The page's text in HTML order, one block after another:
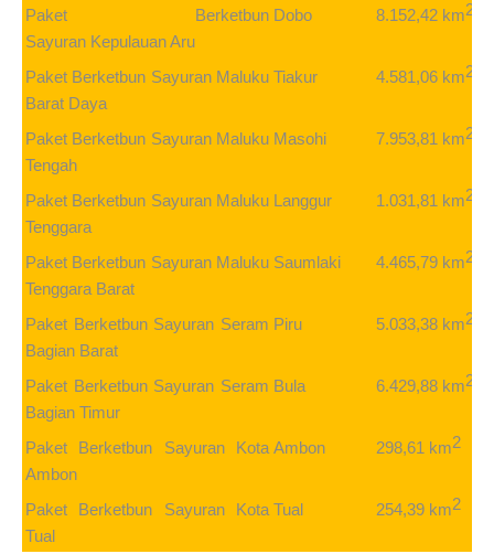
Paket Berketbun
Sayuran Kepulauan Aru
Dobo 8.152,42 km2
Paket Berketbun Sayuran Maluku
Barat Daya
Tiakur 4.581,06 km2
Paket Berketbun Sayuran Maluku
Tengah
Masohi 7.953,81 km2
Paket Berketbun Sayuran Maluku
Tenggara
Langgur 1.031,81 km2
Paket Berketbun Sayuran Maluku
Tenggara Barat
Saumlaki 4.465,79 km2
Paket Berketbun Sayuran Seram
Bagian Barat
Piru 5.033,38 km2
Paket Berketbun Sayuran Seram
Bagian Timur
Bula 6.429,88 km2
Paket Berketbun Sayuran
Kota
Ambon
Ambon 298,61 km2
Paket Berketbun Sayuran
Kota
Tual
Tual 254,39 km2